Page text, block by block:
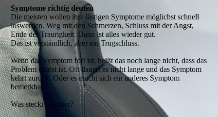
Symptome richtig deuten
Die meisten wollen ihre lästigen Symptome möglichst schnell
loswerden. Weg mit den Schmerzen, Schluss mit der Angst,
Ende der Traurigkeit. Dann ist alles wieder gut.
Das ist verständlich, aber ein Trugschluss.
Wenn das Symptom fort ist, heißt das noch lange nicht, dass das
Problem gelöst ist. Oft dauert es nicht lange und das Symptom
kehrt zurück. Oder es macht sich ein anderes Symptom
bemerkbar.
Was steckt dahinter?